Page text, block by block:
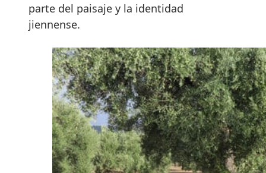
parte del paisaje y la identidad
jiennense.